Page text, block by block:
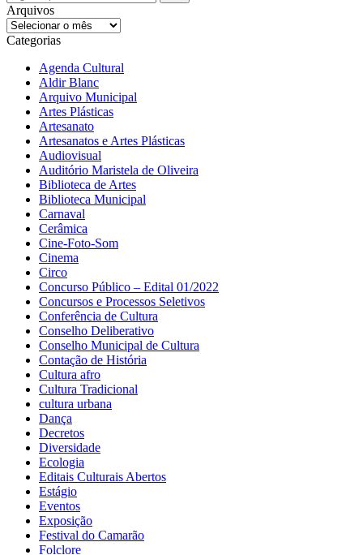
Arquivos
Arquivos
Categorias
Agenda Cultural
Aldir Blanc
Arquivo Municipal
Artes Plásticas
Artesanato
Artesanatos e Artes Plásticas
Audiovisual
Auditório Maristela de Oliveira
Biblioteca de Artes
Biblioteca Municipal
Carnaval
Cerâmica
Cine-Foto-Som
Cinema
Circo
Concurso Público – Edital 01/2022
Concursos e Processos Seletivos
Conferência de Cultura
Conselho Deliberativo
Conselho Municipal de Cultura
Contação de História
Cultura afro
Cultura Tradicional
cultura urbana
Dança
Decretos
Diversidade
Ecologia
Editais Culturais Abertos
Estágio
Eventos
Exposição
Festival do Camarão
Folclore